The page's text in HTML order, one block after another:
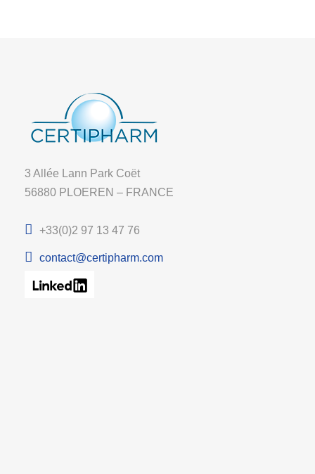
3 Allée Lann Park Coët
56880 PLOEREN – FRANCE
+33(0)2 97 13 47 76
contact@certipharm.com